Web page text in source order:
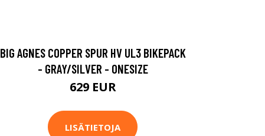
BIG AGNES COPPER SPUR HV UL3 BIKEPACK
- GRAY/SILVER - ONESIZE
629 EUR
LISÄTIETOJA